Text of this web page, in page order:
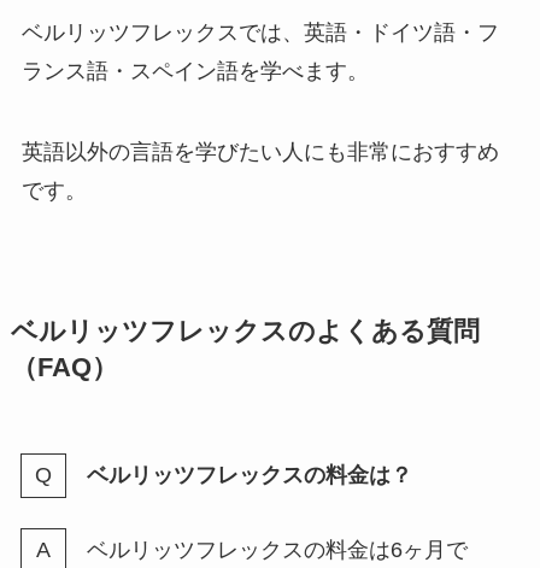
ベルリッツフレックスでは、英語・ドイツ語・フ
ランス語・スペイン語を学べます。
英語以外の言語を学びたい人にも非常におすすめ
です。
ベルリッツフレックスのよくある質問
（FAQ）
ベルリッツフレックスの料金は？
ベルリッツフレックスの料金は6ヶ月で